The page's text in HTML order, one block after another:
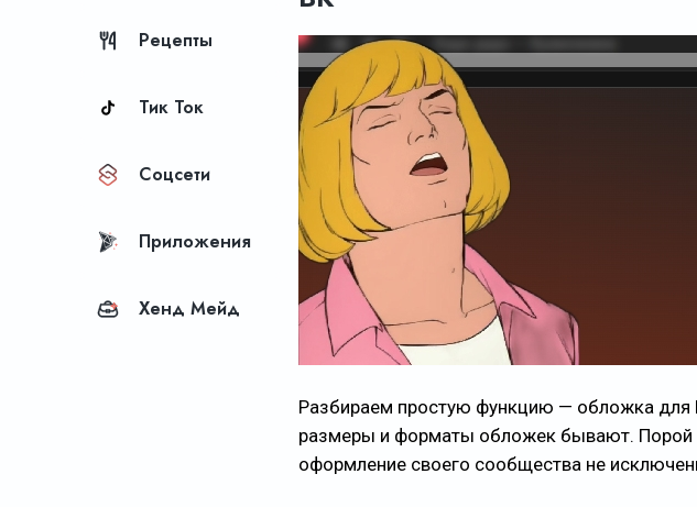
Рецепты
Тик Ток
Соцсети
Приложения
Хенд Мейд
Разбираем простую функцию — обложка для
размеры и форматы обложек бывают.
оформление своего сообщества не